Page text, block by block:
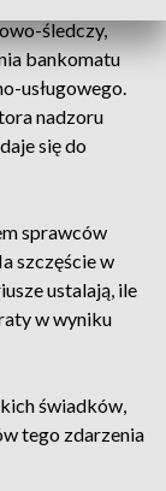
śledczy,
bankomatu
usługowego.
nadzoru
się do
sprawców
szczęście w
ustalają, ile
w wyniku
świadków,
tego zdarzenia